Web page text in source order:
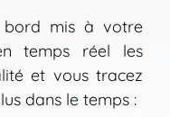
mis à votre
temps réel les
et vous tracez
dans le temps :